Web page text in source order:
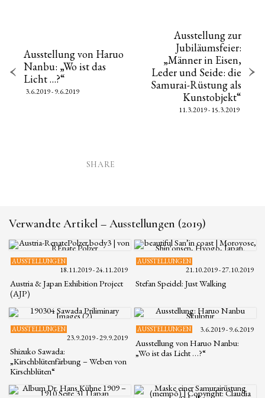
Ausstellung von Haruo
Nanbu: „Wo ist das
Licht …?“
3.6.2019 - 9.6.2019
Ausstellung zur
Jubiläumsfeier:
„Männer in Eisen,
Leder und Seide: die
Samurai-Rüstung als
Kunstobjekt“
11.3.2019 - 15.3.2019
SHARE
Verwandte Artikel – Ausstellungen (2019)
AUSSTELLUNGEN
18.11.2019 - 24.11.2019
Austria & Japan Exhibition Project
(AJP)
AUSSTELLUNGEN
21.10.2019 - 27.10.2019
Stefan Speidel: Just Walking
AUSSTELLUNGEN
23.9.2019 - 29.9.2019
Shizuko Sawada:
„Kirschblütenfärbung – Weben von
Kirschblüten“
AUSSTELLUNGEN 3.6.2019 - 9.6.2019
Ausstellung von Haruo Nanbu:
„Wo ist das Licht …?“